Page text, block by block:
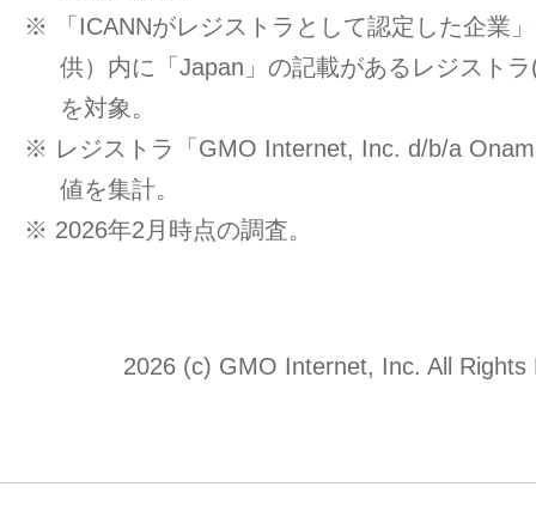
※ 「ICANNがレジストラとして認定した企業
供）内に「Japan」の記載があるレジスト
を対象。
※ レジストラ「GMO Internet, Inc. d/b/a
値を集計。
※ 2026年2月時点の調査。
2026 (c) GMO Internet, Inc. All Rights